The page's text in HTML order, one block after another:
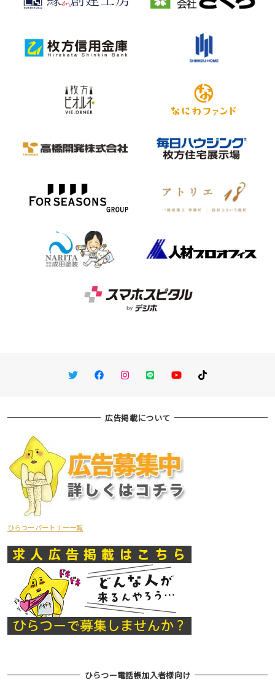
TwitterFacebookInstagram
LINE You TubeTikTok
広告掲載について
ひらつーパートナー一覧
ひらつー電話帳加入者様向け